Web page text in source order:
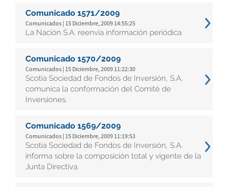
Comunicado 1571/2009
Comunicados | 15 Diciembre, 2009 14:55:25
La Nación S.A. reenvía información periódica
Comunicado 1570/2009
Comunicados | 15 Diciembre, 2009 11:22:30
Scotia Sociedad de Fondos de Inversión, S.A.
comunica la conformación del Comité de
Inversiones.
Comunicado 1569/2009
Comunicados | 15 Diciembre, 2009 11:19:53
Scotia Sociedad de Fondos de Inversión, S.A.
informa sobre la composición total y vigente de la
Junta Directiva.